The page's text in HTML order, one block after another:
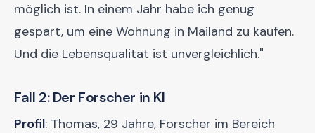
möglich ist. In einem Jahr habe ich genug
gespart, um eine Wohnung in Mailand zu kaufen.
Und die Lebensqualität ist unvergleichlich."
Fall 2: Der Forscher in KI
Profil: Thomas, 29 Jahre, Forscher im Bereich